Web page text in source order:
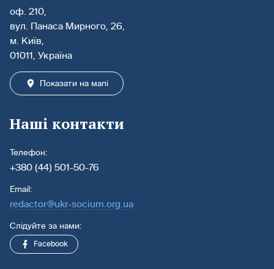
оф. 210,
вул. Панаса Мирного, 26,
м. Київ,
01011, Україна
Показати на мапі
Наші контакти
Телефон:
+380 (44) 501-50-76
Email:
redactor@ukr-socium.org.ua
Слідуйте за нами:
Facebook